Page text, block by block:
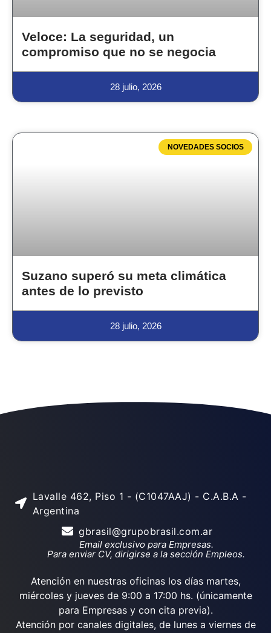
Veloce: La seguridad, un
compromiso que no se negocia
28 julio, 2026
NOVEDADES SOCIOS
Suzano superó su meta climática
antes de lo previsto
28 julio, 2026
Lavalle 462, Piso 1 - (C1047AAJ) - C.A.B.A -
Argentina
gbrasil@grupobrasil.com.ar
Email exclusivo para Empresas.
Para enviar CV, dirigirse a la sección Empleos.
Atención en nuestras oficinas los días martes,
miércoles y jueves de 9:00 a 17:00 hs. (únicamente
para Empresas y con cita previa).
Atención por canales digitales, de lunes a viernes de